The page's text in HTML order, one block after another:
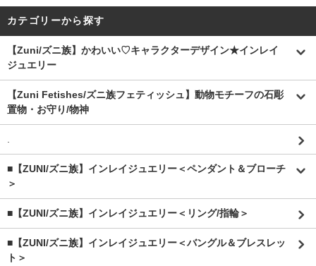
カテゴリーから探す
【Zuni/ズニ族】かわいい♡キャラクターデザイン★インレイ
ジュエリー
【Zuni Fetishes/ズニ族フェティッシュ】動物モチーフの石彫
置物・お守り/物神
.
■【ZUNI/ズニ族】インレイジュエリー＜ペンダント＆ブローチ
＞
■【ZUNI/ズニ族】インレイジュエリー＜リング/指輪＞
■【ZUNI/ズニ族】インレイジュエリー＜バングル＆ブレスレッ
ト＞